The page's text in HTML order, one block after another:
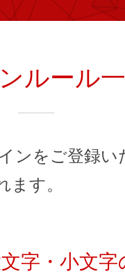
/移管料金
バックオ
効果は？
ク
だけ！ 専門
ック
ビス
を安全・簡単
ご利用ガイ
ルール
ンをご登録い
ます。
字・小文